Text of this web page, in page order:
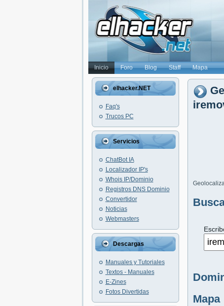
Inicio Foro Blog Staff Mapa
elhacker.NET
Faq's
Trucos PC
Servicios
ChatBot IA
Localizador IP's
Whois IP/Dominio
Registros DNS Dominio
Convertidor
Noticias
Webmasters
Descargas
Manuales y Tutoriales
Textos - Manuales
E-Zines
Fotos Divertidas
Mapa